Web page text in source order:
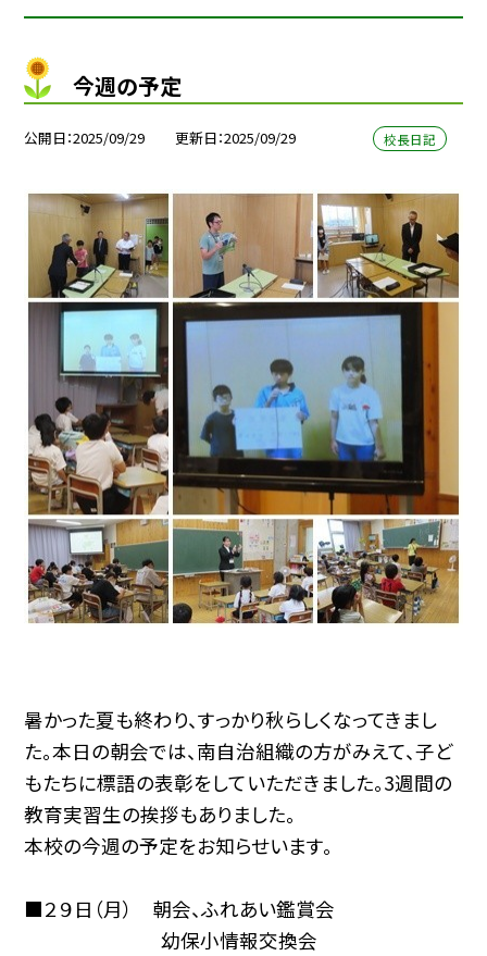
今週の予定
公開日 2025/09/29 更新日 2025/09/29 校長日記
暑かった夏も終わり、すっかり秋らしくなってきまし
た。本日の朝会では、南自治組織の方がみえて、子ど
もたちに標語の表彰をしていただきました。3週間の
教育実習生の挨拶もありました。
本校の今週の予定をお知らせいます。
■２９日（月） 朝会、ふれあい鑑賞会
幼保小情報交換会